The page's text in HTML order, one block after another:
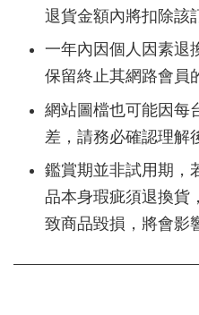
退貨金額內將扣除該
一年內因個人因素退
保留終止其網路會員
網站圖檔也可能因每
差，請務必確認理解
鑑賞期並非試用期，
品本身瑕疵須退換貨
致商品毀損，將會影